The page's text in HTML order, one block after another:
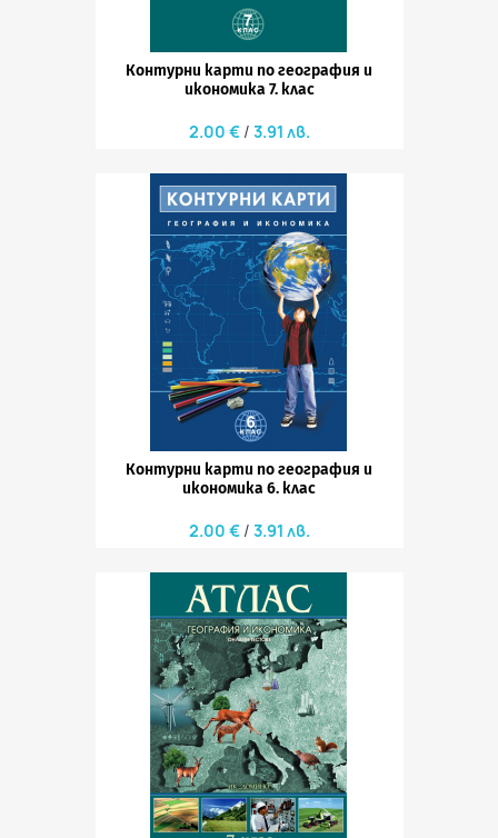
Контурни карти по география и
икономика 7. клас
2.00 € 3.91 лв.
Контурни карти по география и
икономика 6. клас
2.00 € 3.91 лв.